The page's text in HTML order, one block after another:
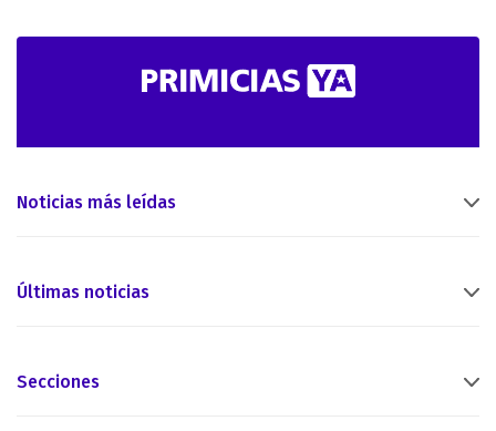
Noticias más leídas
Últimas noticias
Secciones